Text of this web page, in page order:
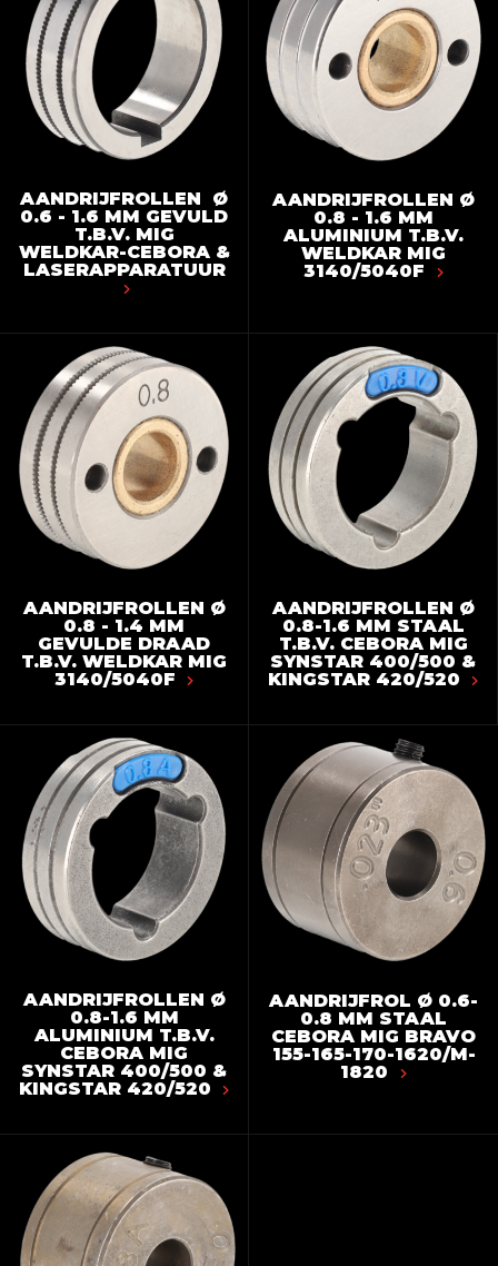
AANDRIJFROLLEN Ø
0.6 - 1.6 MM GEVULD
T.B.V. MIG
WELDKAR-CEBORA &
LASERAPPARATUUR
AANDRIJFROLLEN Ø
0.8 - 1.6 MM
ALUMINIUM T.B.V.
WELDKAR MIG
3140/5040F
AANDRIJFROLLEN Ø
0.8 - 1.4 MM
GEVULDE DRAAD
T.B.V. WELDKAR MIG
3140/5040F
AANDRIJFROLLEN Ø
0.8-1.6 MM STAAL
T.B.V. CEBORA MIG
SYNSTAR 400/500 &
KINGSTAR 420/520
AANDRIJFROLLEN Ø
0.8-1.6 MM
ALUMINIUM T.B.V.
CEBORA MIG
SYNSTAR 400/500 &
KINGSTAR 420/520
AANDRIJFROL Ø 0.6-
0.8 MM STAAL
CEBORA MIG BRAVO
155-165-170-1620/M-
1820